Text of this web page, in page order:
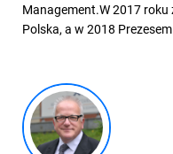
Management.W 2017 roku
Polska, a w 2018